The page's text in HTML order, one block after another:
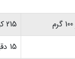
215 کیلو کالری
15 دقیقه